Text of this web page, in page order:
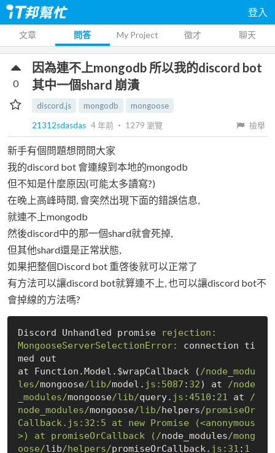
登入
文章 問答 My Project 徵才 聊天
因為連不上mongodb 所以我的discord bot
其中一個shard 崩潰
discord.js mongodb
mongoose
21312sdasdas 4 年前 ‧ 1279 瀏覽 檢舉
0
新手有個問題想問問大家
我的discord bot 會連線到本地的mongodb
但不知是什麼原因(可能太多讀寫?)
在晚上高峰時間, 會突然出現下面的錯誤信息,
就連不上mongodb
然後discord中的那一個shard就會死掉,
但其他shard還是正常狀態,
如果把整個Discord bot 重啓後就可以正常了
有方法可以讓discord bot就算連不上, 也可以讓discord bot不
會掉線的方法嗎?
Discord Unhandled promise
rejection:
MongooseServerSelectionError:
connection ti
med out
at Function.Model.$wrapCallback ( /node_modu
les/mongoose/lib/model. js: 5087 : 32) at
/node
_modules/mongoose/lib/query. js:4510 : 21 at
/
node_modules/mongoose/lib/helpers/promiseOr
Callback.js:32:5 at new Promise (<anonymous
>) at promiseOrCallback (/node_modules/mong
oose/lib/helpers/promiseOrCallback. js: 31 : 1